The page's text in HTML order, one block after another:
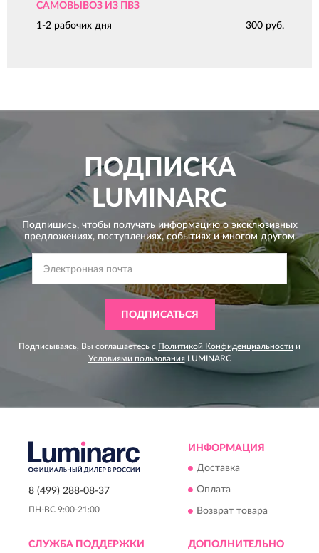
САМОВЫВОЗ ИЗ ПВЗ
1-2 рабочих дня
300 руб.
ПОДПИСКА
LUMINARC
Подпишись, чтобы получать информацию о эксклюзивных
предложениях, поступлениях, событиях и многом другом
ПОДПИСАТЬСЯ
Подписываясь, Вы соглашаетесь с Политикой Конфиденциальности и
Условиями пользованияLUMINARC
8 (499) 288-08-37
ПН-ВС 9:00-21:00
ИНФОРМАЦИЯ
Доставка
Оплата
Возврат товара
СЛУЖБА ПОДДЕРЖКИ ДОПОЛНИТЕЛЬНО